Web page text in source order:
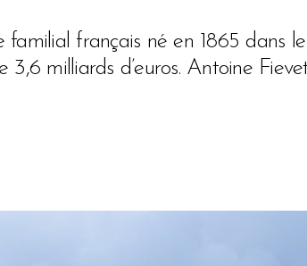
familial français né en 1865 dans
3,6 milliards d’euros. Antoine